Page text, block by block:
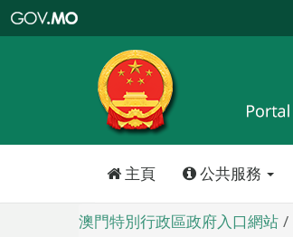
特
政
區
政
口
主頁 公共服務
澳門特別行政區政府入口網站